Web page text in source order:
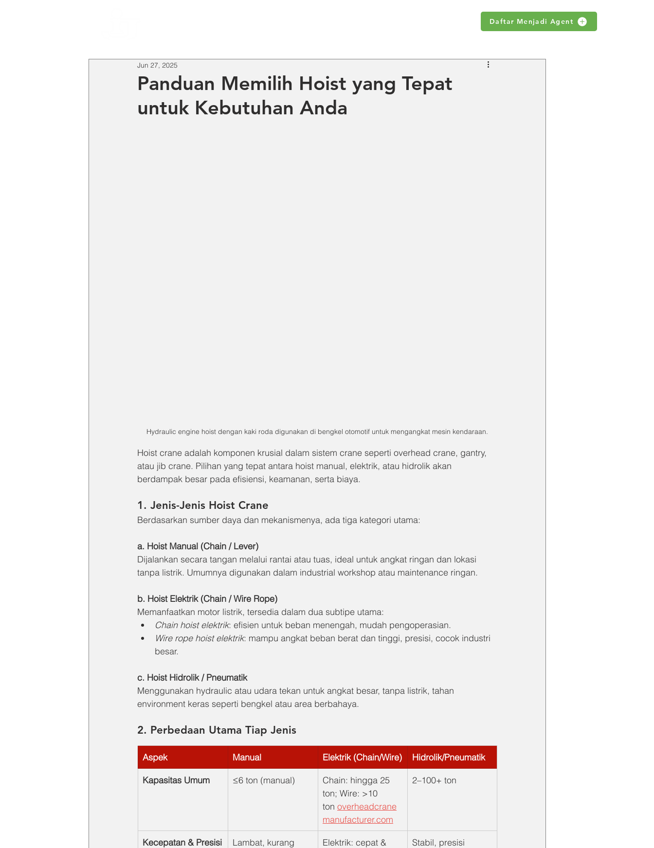
Daftar Menjadi Agent
Panduan Memilih Hoist yang Tepat
untuk Kebutuhan Anda
Jun 27, 2025
Hydraulic engine hoist dengan kaki roda digunakan di bengkel otomotif untuk mengangkat mesin kendaraan.
Hoist crane adalah komponen krusial dalam sistem crane seperti overhead crane, gantry,
atau jib crane. Pilihan yang tepat antara hoist manual, elektrik, atau hidrolik akan
berdampak besar pada efisiensi, keamanan, serta biaya.
1. Jenis-Jenis Hoist Crane
Berdasarkan sumber daya dan mekanismenya, ada tiga kategori utama:
a. Hoist Manual (Chain / Lever)
Dijalankan secara tangan melalui rantai atau tuas, ideal untuk angkat ringan dan lokasi
tanpa listrik. Umumnya digunakan dalam industrial workshop atau maintenance ringan.
b. Hoist Elektrik (Chain / Wire Rope)
Memanfaatkan motor listrik, tersedia dalam dua subtipe utama:
Chain hoist elektrik: efisien untuk beban menengah, mudah pengoperasian.
Wire rope hoist elektrik: mampu angkat beban berat dan tinggi, presisi, cocok industri
besar.
c. Hoist Hidrolik / Pneumatik
Menggunakan hydraulic atau udara tekan untuk angkat besar, tanpa listrik, tahan
environment keras seperti bengkel atau area berbahaya.
2. Perbedaan Utama Tiap Jenis
Aspek Manual Elektrik (Chain/Wire) Hidrolik/Pneumatik
Kapasitas Umum ≤6 ton (manual)
Chain: hingga 25
ton; Wire: >10
ton overheadcrane
manufacturer.com
2–100+ ton
Kecepatan & Presisi
Lambat, kurang
Elektrik: cepat &
Stabil, presisi